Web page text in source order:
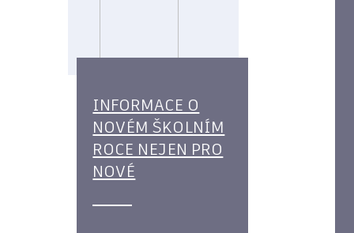
INFORMACE O
NOVÉM ŠKOLNÍM
ROCE NEJEN PRO
NOVÉ